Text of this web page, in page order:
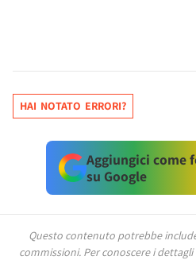
HAI NOTATO ERRORI?
Aggiungici come
su Google
Questo contenuto potrebbe
commissioni. Per conoscere i